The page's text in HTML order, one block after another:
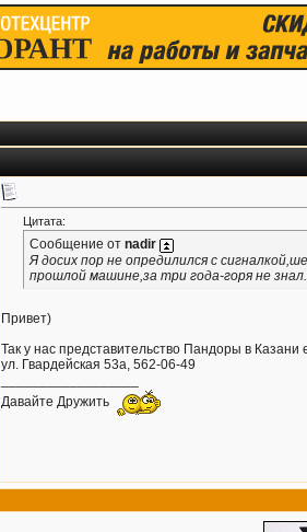
Цитата:
Сообщение от nadir
Я досих пор не опредилился с
прошлой машине,за три года-горя не
Привет)
Так у нас представительство Пандоры в Казани
ул. Гвардейская 53а, 562-06-49
Давайте Дружить